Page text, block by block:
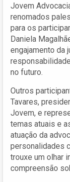
Jovem
renomados
para os
Daniela
engajamento da
no futuro.
Outros
Tavares,
Jovem, e
temas atuais e
atuação da
personalidades
trouxe um olhar
compreensão